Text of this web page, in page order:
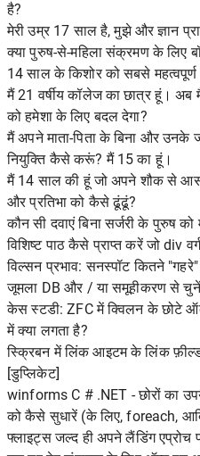
है?
मेरी उम्र 17 साल है, मुझे और ज्ञान
क्या पुरुष-से-महिला संक्रमण के लिए
14 साल के किशोर को सबसे महत्वपूर्ण
मैं 21 वर्षीय कॉलेज का छात्र हूं। अब
को हमेशा के लिए बदल देगा?
मैं अपने माता-पिता के बिना और उनके
नियुक्ति कैसे करूं? मैं 15 का हूं।
मैं 14 साल की हूं जो अपने शौक से
और प्रतिभा को कैसे ढूंढूं?
कौन सी दवाएं बिना सर्जरी के पुरुष
विशिष्ट पाठ कैसे प्राप्त करें जो div
विल्सन प्रभाव: सनस्पॉट कितने
जूमला DB और / या समूहीकरण से चुनें
केस स्टडी: ZFC में क्विलन के छोटे
में क्या लगता है?
स्क्रिबन में लिंक आइटम के लिंक
[डुप्लिकेट]
winforms C # .NET - छोरों का
को कैसे सुधारें (के लिए, foreach,
फ्लाइट्स जल्द ही अपने लैंडिंग एप्रोच